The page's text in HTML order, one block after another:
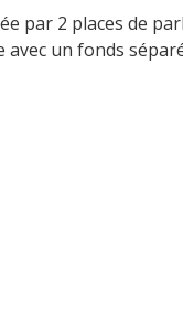
par 2 places de
un fonds